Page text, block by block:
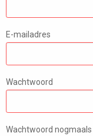
E-mailadres
Wachtwoord
Wachtwoord nogmaals